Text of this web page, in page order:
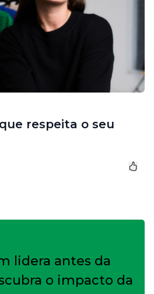
respeita o seu
lidera antes da
o impacto da